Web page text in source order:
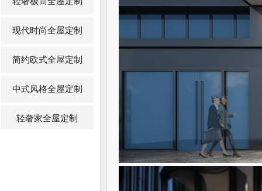
现代时尚全屋定制
简约欧式全屋定制
中式风格全屋定制
轻奢家全屋定制